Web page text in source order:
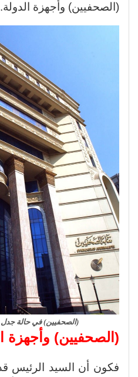
(الصحفيين) وأجهزة الدولة.
(الصحفيين) في حالة جدل
(الصحفيين) وأجهزة
فكون أن السيد الرئيس